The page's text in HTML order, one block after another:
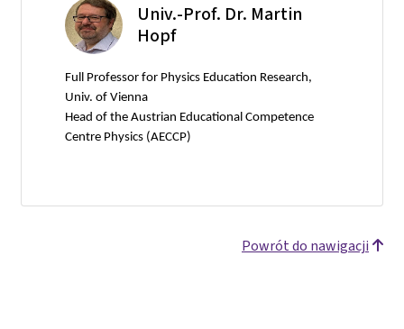
Univ.-Prof. Dr. Martin
Hopf
Full Professor for Physics Education Research,
Univ. of Vienna
Head of the Austrian Educational Competence
Centre Physics (AECCP)
Powrót do nawigacji